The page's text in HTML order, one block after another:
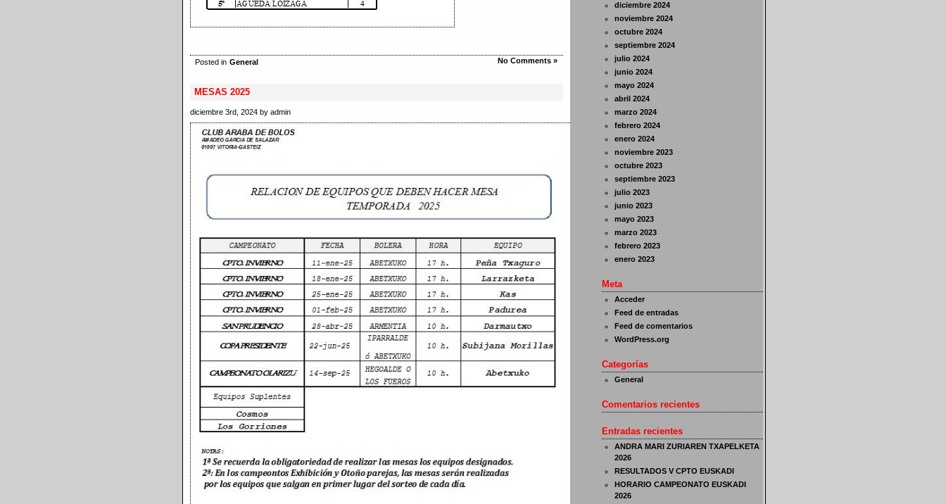
No Comments »
Posted in General
MESAS 2025
diciembre 3rd, 2024 by admin
diciembre 2024
noviembre 2024
octubre 2024
septiembre 2024
julio 2024
junio 2024
mayo 2024
abril 2024
marzo 2024
febrero 2024
enero 2024
noviembre 2023
octubre 2023
septiembre 2023
julio 2023
junio 2023
mayo 2023
marzo 2023
febrero 2023
enero 2023
Meta
Acceder
Feed de entradas
Feed de comentarios
WordPress.org
Categorías
General
Comentarios recientes
Entradas recientes
ANDRA MARI ZURIAREN TXAPELKETA
2026
RESULTADOS V CPTO EUSKADI
HORARIO CAMPEONATO EUSKADI
2026